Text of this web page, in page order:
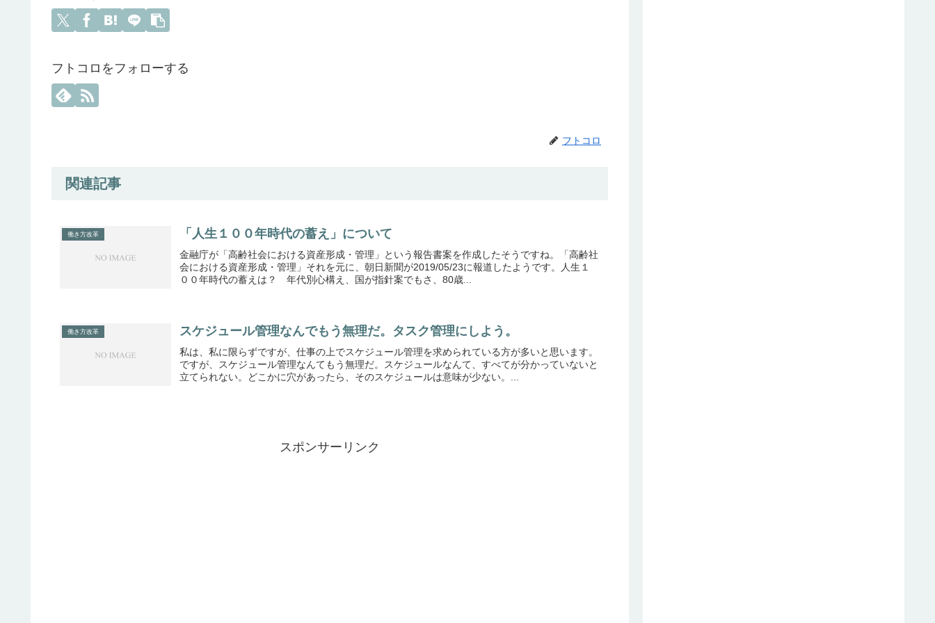
フトコロをフォローする
フトコロ
関連記事
働き方改革 「人生１００年時代の蓄え」について
金融庁が「高齢社会における資産形成・管理」という報告書案を作成したそうですね。「高齢社
会における資産形成・管理」それを元に、朝日新聞が2019/05/23に報道したようです。人生１
００年時代の蓄えは？ 年代別心構え、国が指針案でもさ、80歳...
働き方改革 スケジュール管理なんでもう無理だ。タスク管理にしよう。
私は、私に限らずですが、仕事の上でスケジュール管理を求められている方が多いと思います。
ですが、スケジュール管理なんてもう無理だ。スケジュールなんて、すべてが分かっていないと
立てられない。どこかに穴があったら、そのスケジュールは意味が少ない。...
スポンサーリンク